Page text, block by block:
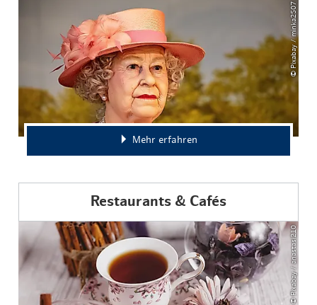
© Pixabay / minka2507
Mehr erfahren
Restaurants & Cafés
© Pixabay / anastasi210